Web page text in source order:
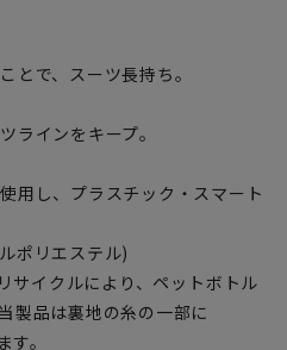
とで、スーツ長持ち。
ラインをキープ。
用し、プラスチック・スマート
ポリエステル)
サイクルにより、ペットボトル
製品は裏地の糸の一部に
。